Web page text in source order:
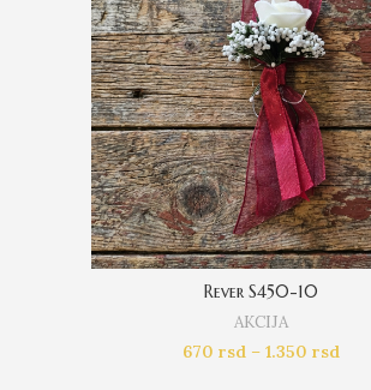
Rever S450-10
AKCIJA
670 rsd – 1.350 rsd